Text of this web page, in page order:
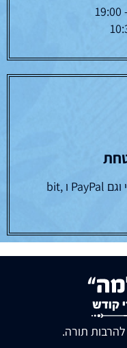
עובדים עם כל כרטיסי האשראי וגם PayPal ו bit,
תורה.